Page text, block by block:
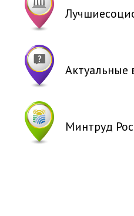
Лучшие
Актуальные
Минтруд